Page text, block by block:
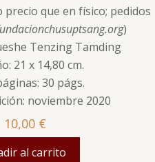
que en físico; pedidos
)
Tenzing Tamding
21 x 14,80 cm.
30 págs.
noviembre 2020
10,00 €
al carrito